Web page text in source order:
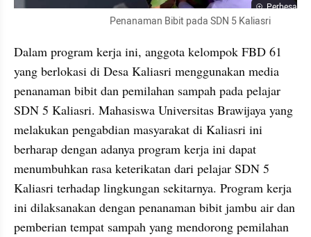
Perbesar
                                              Penanaman Bibit pada SDN 5 Kaliasri
Dalam program kerja ini, anggota kelompok FBD 61
yang berlokasi di Desa Kaliasri menggunakan media
penanaman bibit dan pemilahan sampah pada pelajar
SDN 5 Kaliasri. Mahasiswa Universitas Brawijaya yang
melakukan pengabdian masyarakat di Kaliasri ini
berharap dengan adanya program kerja ini dapat
menumbuhkan rasa keterikatan dari pelajar SDN 5
Kaliasri terhadap lingkungan sekitarnya. Program kerja
ini dilaksanakan dengan penanaman bibit jambu air dan
pemberian tempat sampah yang mendorong pemilahan